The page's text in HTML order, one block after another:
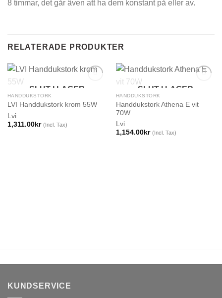
8 timmar, det går även att ha dem konstant på eller av.
RELATERADE PRODUKTER
SLUT I LAGER
HANDDUKSTORK
LVI Handdukstork krom 55W
Lvi
1,311.00kr (Incl. Tax)
SLUT I LAGER
HANDDUKSTORK
Handdukstork Athena E vit
70W
Lvi
1,154.00kr (Incl. Tax)
KUNDSERVICE